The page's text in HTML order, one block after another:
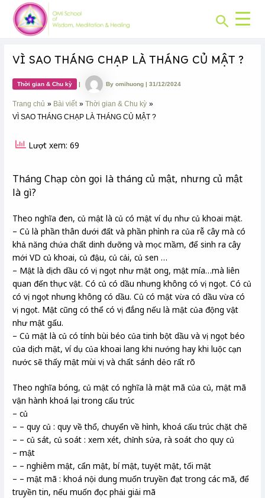
content
Search
VÌ SAO THÁNG CHẠP LÀ THÁNG CỦ MẬT ?
Thời gian & Chu kỳ | Byomihuong|31/12/2024
Trang chủ Bài viết
Thời gian & Chu kỳ
VÌ SAO THÁNG CHẠP LÀ THÁNG CỦ MẬT ?
Lượt xem: 69
Tháng Chạp còn gọi là tháng củ mật, nhưng củ mật
là gì?
Theo nghĩa đen, củ mật là củ có mật ví dụ như củ khoai mật.
– Củ là phần thân dưới đất và phần phình ra của rễ cây mà có
khả năng chứa chất dinh dưỡng và mọc mầm, để sinh ra cây
mới VD củ khoai, củ đậu, củ cải, củ sen …
– Mật là dịch dầu có vị ngọt như mật ong, mật mía…mà liên
quan đến thực vật. Có củ có dầu nhưng không có vị ngọt. Có củ
có vị ngọt nhưng không có dầu. Củ có mật vừa có dầu vừa có
vị ngọt. Mật cũng có thể có vị đắng nếu là mật của động vật
như mật gấu.
– Củ mật là củ có tính bùi béo của tinh bột dầu và vị ngọt béo
của dịch mật, ví dụ của khoai lang khi nướng hay khi luộc cạn
nước sẽ thấy mật mùi vị và chất sánh dẻo rất rõ
Theo nghĩa bóng, củ mật có nghĩa là mật mã của củ, mật mã
vận hành khoá lại trong cấu trúc
– củ
– – quy củ : quy về thổ, chuyển về hình, khoá cấu trúc chặt chẽ
– – củ sát, củ soát : xem xét, chỉnh sửa, rà soát cho quy củ
– mật
– – nghiêm mật, cẩn mật, bí mật, tuyệt mật, tối mật
– – mật mã : khoá nội dung muốn truyền đạt trong các mã, để
truyền tin, nếu muốn đọc phải giải mã
Post
navigation
CHUYÊN
MỤC: